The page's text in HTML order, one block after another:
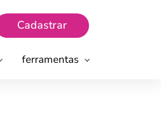
Cadastrar
ferramentas